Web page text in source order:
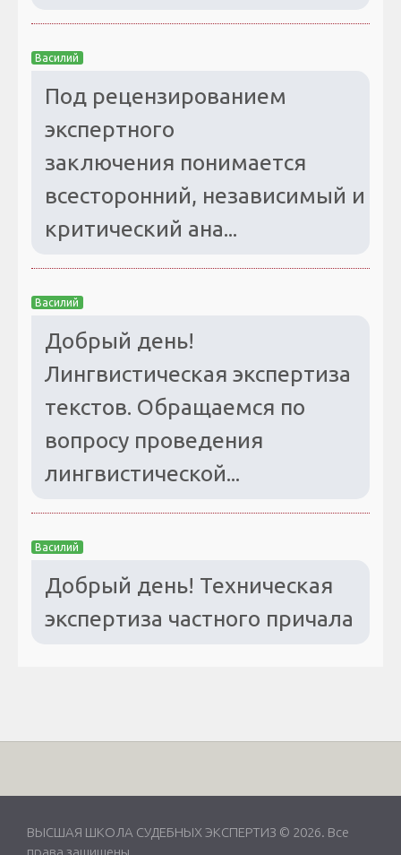
Василий
Под рецензированием
экспертного
заключения понимается
всесторонний, независимый и
критический ана...
Василий
Добрый день!
Лингвистическая экспертиза
текстов. Обращаемся по
вопросу проведения
лингвистической...
Василий
Добрый день! Техническая
экспертиза частного причала
ВЫСШАЯ ШКОЛА СУДЕБНЫХ ЭКСПЕРТИЗ © 2026. Все
права защищены